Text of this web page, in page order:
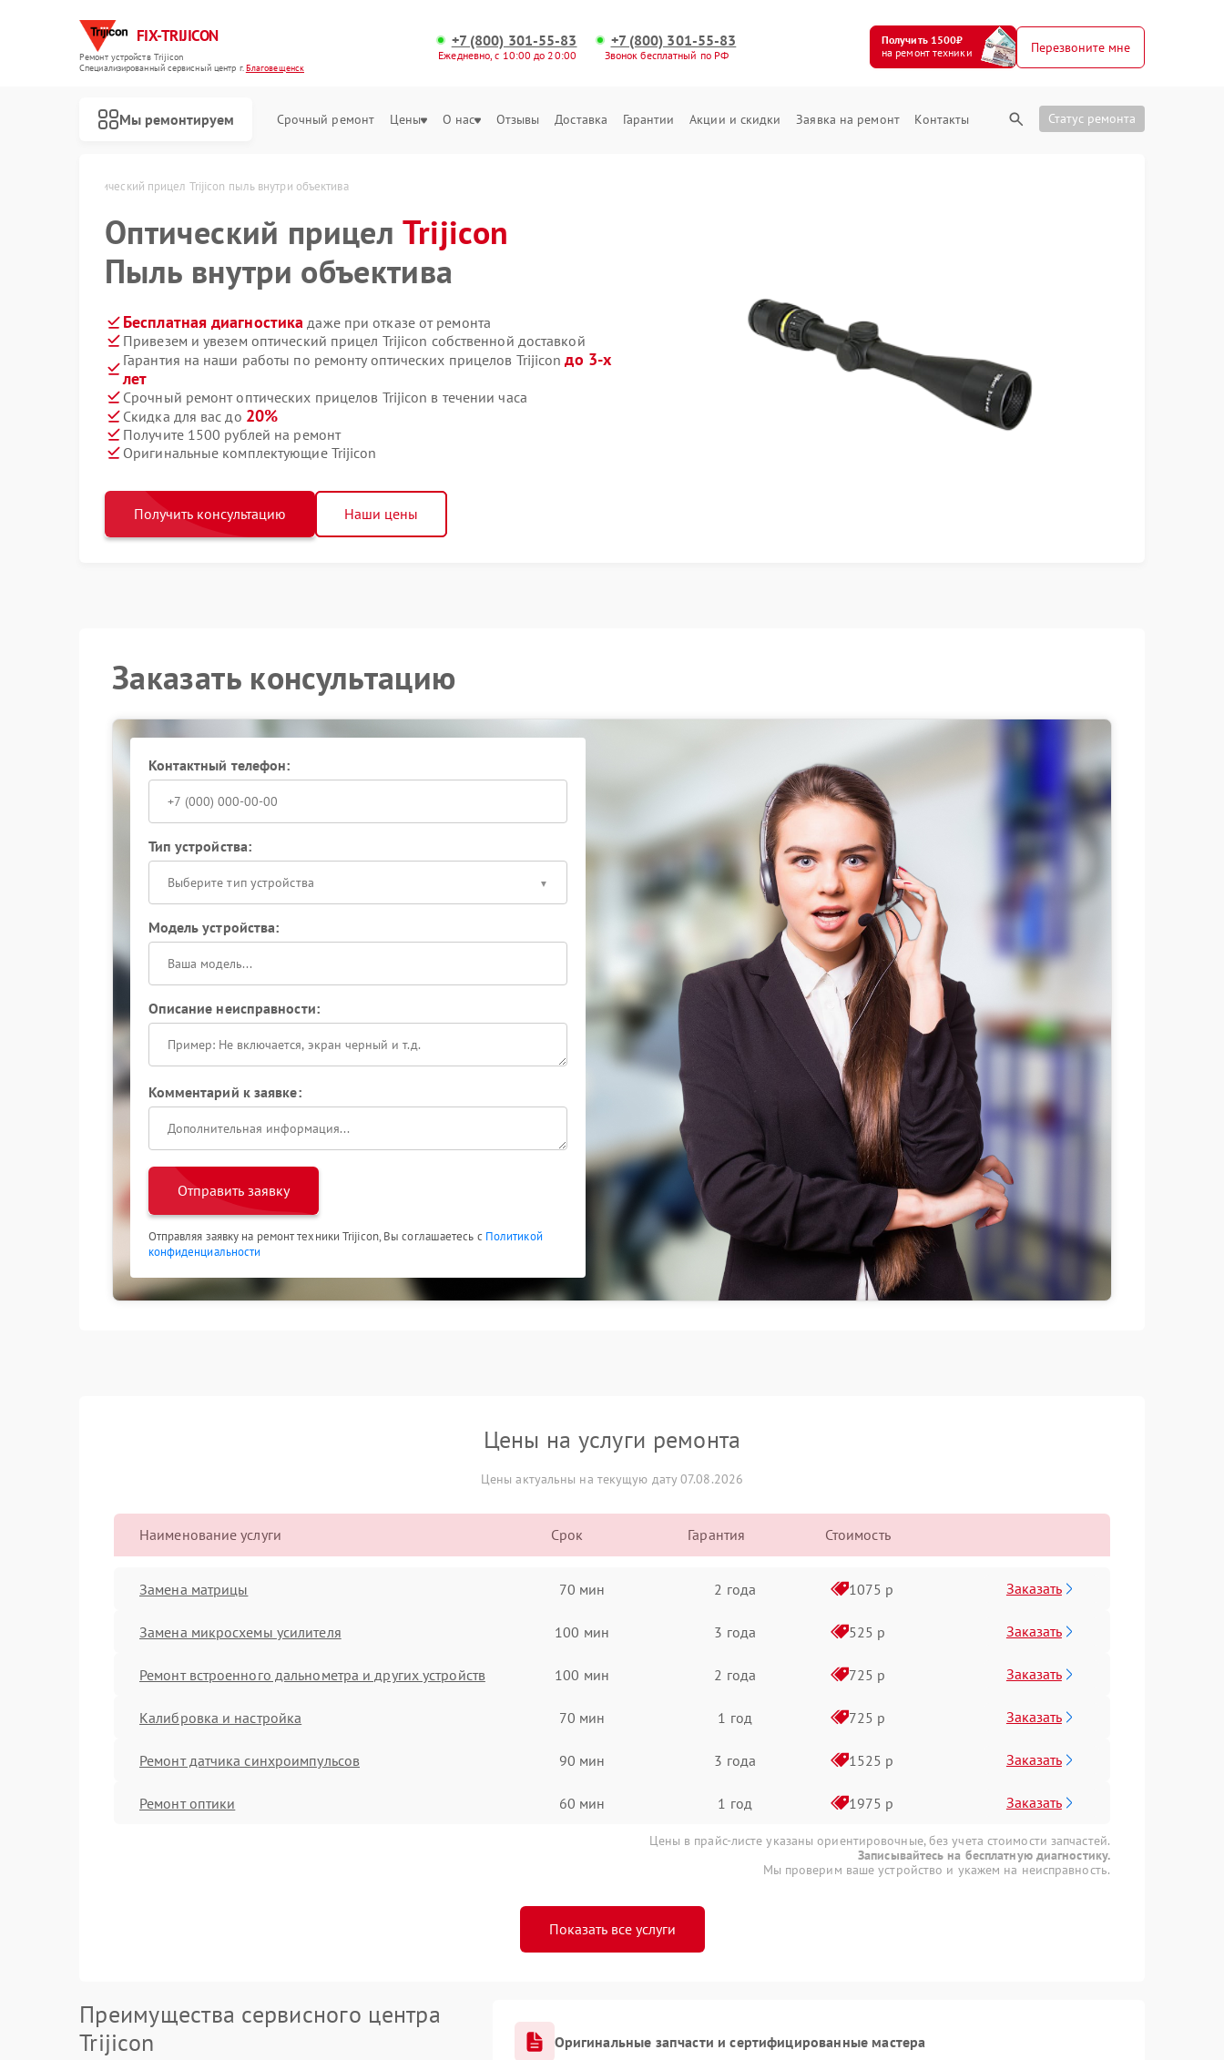
FIX-TRIJICON
Ремонт устройств Trijicon
Специализированный cервисный центр г.Благовещенск
+7 (800) 301-55-83
Ежедневно, с 10:00 до 20:00
+7 (800) 301-55-83
Звонок бесплатный по РФ
Получить 1500₽
на ремонт техники
Перезвоните мне
Мы ремонтируем Срочный ремонт Цены О нас Отзывы Доставка Гарантии Акции и скидки Заявка на ремонт Контакты Статус ремонта
Оптический прицел Trijicon пыль внутри объектива
Оптический прицелTrijicon
Пыль внутри объектива
Бесплатная диагностика даже при отказе от ремонта
Привезем и увезем оптический прицел Trijicon собственной доставкой
Гарантия на наши работы по ремонту оптических прицелов Trijiconдо 3-х
лет
Срочный ремонт оптических прицелов Trijicon в течении часа
Скидка для вас до 20%
Получите 1500 рублей на ремонт
Оригинальные комплектующие Trijicon
Получить консультацию Наши цены
Заказать консультацию
Контактный телефон:
Тип устройства:
Выберите тип устройства
Модель устройства:
Описание неисправности:
Комментарий к заявке:
Отправить заявку
Отправляя заявку на ремонт техники Trijicon, Вы соглашаетесь с Политикой
конфиденциальности
Цены на услуги ремонта
Цены актуальны на текущую дату 07.08.2026
Наименование услуги Срок Гарантия Стоимость
Замена матрицы 70 мин 2 года 1075 р Заказать
Замена микросхемы усилителя 100 мин 3 года 525 р Заказать
Ремонт встроенного дальнометра и других устройств 100 мин 2 года 725 р Заказать
Калибровка и настройка 70 мин 1 год 725 р Заказать
Ремонт датчика синхроимпульсов 90 мин 3 года 1525 р Заказать
Ремонт оптики 60 мин 1 год 1975 р Заказать
Цены в прайс-листе указаны ориентировочные, без учета стоимости запчастей.
Записывайтесь на бесплатную диагностику.
Мы проверим ваше устройство и укажем на неисправность.
Показать все услуги
Преимущества сервисного центра
Trijicon
Оригинальные запчасти и сертифицированные мастера